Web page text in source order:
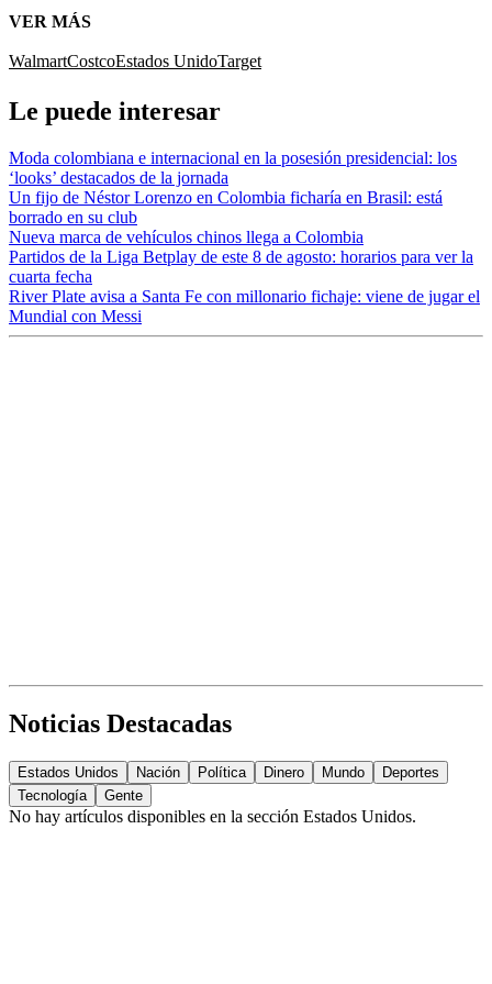
VER MÁS
WalmartCostcoEstados UnidoTarget
Le puede interesar
Moda colombiana e internacional en la posesión presidencial: los
‘looks’ destacados de la jornada
Un fijo de Néstor Lorenzo en Colombia ficharía en Brasil: está
borrado en su club
Nueva marca de vehículos chinos llega a Colombia
Partidos de la Liga Betplay de este 8 de agosto: horarios para ver la
cuarta fecha
River Plate avisa a Santa Fe con millonario fichaje: viene de jugar el
Mundial con Messi
Noticias Destacadas
Estados Unidos Nación Política Dinero Mundo
Deportes
Tecnología
Gente
No hay artículos disponibles en la sección Estados Unidos.